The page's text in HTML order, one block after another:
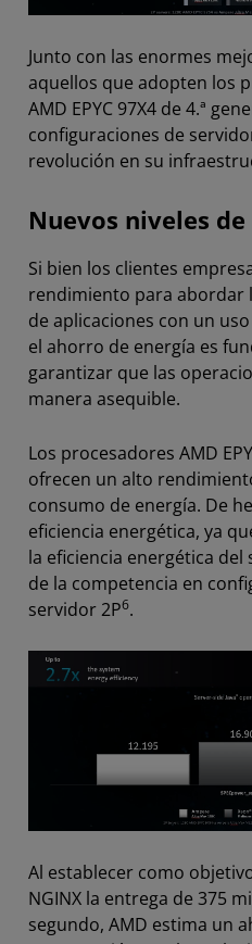
Junto con las enormes
aquellos que adopten los
AMD EPYC 97X4 de 4.ª
configuraciones de
revolución en su
Nuevos niveles
Si bien los clientes
rendimiento para abordar
de aplicaciones con un
el ahorro de energía es
garantizar que las
manera asequible.
Los procesadores AMD
ofrecen un alto
consumo de energía. De
eficiencia energética, ya
la eficiencia energética
de la competencia en
servidor 2P6.
Al establecer como
NGINX la entrega de 375
segundo, AMD estima un